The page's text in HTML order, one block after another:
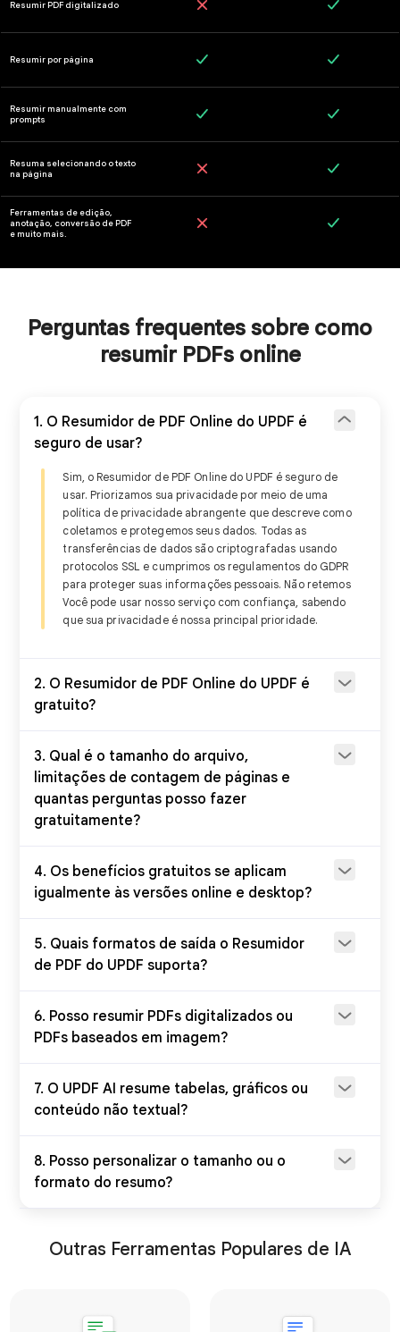
Teste Online
Resuma um único PDF
Resumir PDF digitalizado
Resumir por página
Resuma selecionando o texto
Ferramentas de edição,
Perguntas frequentes sobre como
resumir PDFs online
1. O Resumidor de PDF Online do UPDF é
seguro de usar?
Sim, o Resumidor de PDF Online do UPDF é seguro de
usar. Priorizamos sua privacidade por meio de uma
política de privacidade abrangente que descreve como
coletamos e protegemos seus dados. Todas as
transferências de dados são criptografadas usando
protocolos SSL e cumprimos os regulamentos do GDPR
para proteger suas informações pessoais. Não retemos
Você pode usar nosso serviço com confiança, sabendo
que sua privacidade é nossa principal prioridade.
2. O Resumidor de PDF Online do UPDF é
gratuito?
3. Qual é o tamanho do arquivo,
limitações de contagem de páginas e
quantas perguntas posso fazer
gratuitamente?
4. Os benefícios gratuitos se aplicam
igualmente às versões online e desktop?
5. Quais formatos de saída o Resumidor
de PDF do UPDF suporta?
6. Posso resumir PDFs digitalizados ou
PDFs baseados em imagem?
7. O UPDF AI resume tabelas, gráficos ou
conteúdo não textual?
8. Posso personalizar o tamanho ou o
formato do resumo?
Outras Ferramentas Populares de IA